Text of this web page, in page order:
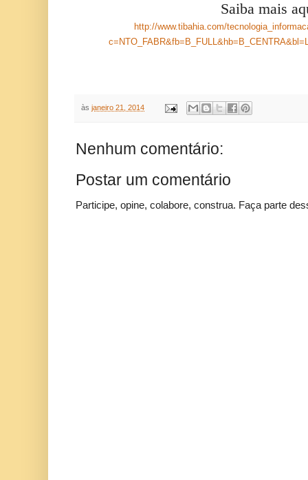
Saiba mais
http://www.tibahia.com/
às janeiro 21, 2014
Nenhum comentário:
Postar um comentário
Participe, opine, colabore, construa. Faça parte